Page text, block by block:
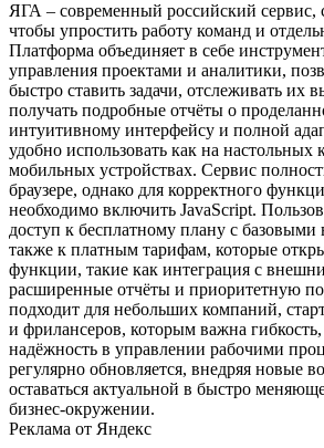
ЯГА – современный российский сервис,
чтобы упростить работу команд и
Платформа объединяет в себе
управления проектами и аналитики,
быстро ставить задачи, отслеживать их
получать подробные отчёты о
интуитивному интерфейсу и полной
удобно использовать как на настольных
мобильных устройствах. Сервис
браузере, однако для корректного
необходимо включить JavaScript.
доступ к бесплатному плану с базовыми
также к платным тарифам, которые
функции, такие как интеграция с
расширенные отчёты и приоритетную
подходит для небольших компаний,
и фрилансеров, которым важна гибкость,
надёжность в управлении рабочими
регулярно обновляется, внедряя новые
оставаться актуальной в быстро
бизнес‑окружении.
Реклама от Яндекс